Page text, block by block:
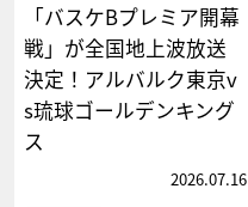
「バスケBプレミア開幕
戦」が全国地上波放送
決定！アルバルク東京v
s琉球ゴールデンキング
ス
2026.07.16